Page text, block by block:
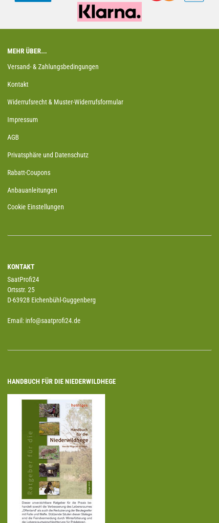
MEHR ÜBER...
Versand- & Zahlungsbedingungen
Kontakt
Widerrufsrecht & Muster-Widerrufsformular
Impressum
AGB
Privatsphäre und Datenschutz
Rabatt-Coupons
Anbauanleitungen
Cookie Einstellungen
KONTAKT
SaatProfi24
Ortsstr. 25
D-63928 Eichenbühl-Guggenberg
Email: info@saatprofi24.de
HANDBUCH FÜR DIE NIEDERWILDHEGE